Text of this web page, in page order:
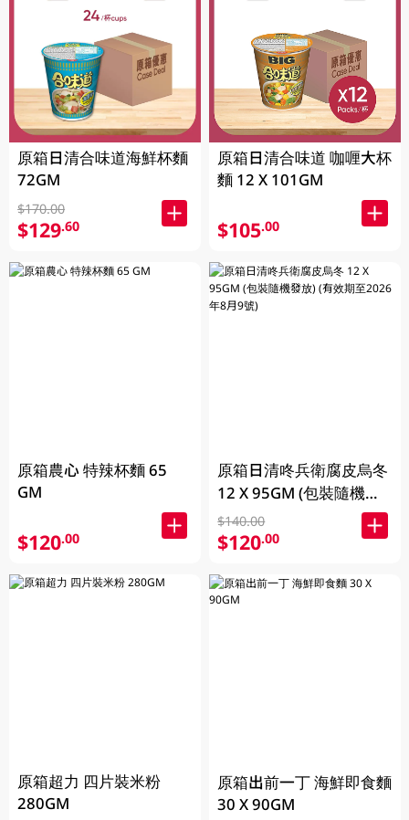
原箱日清合味道海鮮杯麵
72GM
$170.00
$129.60
原箱農心 特辣杯麵 65
GM
$120.00
原箱超力 四片裝米粉
280GM
原箱日清合味道 咖喱大杯
麵 12 X 101GM
$105.00
原箱日清咚兵衛腐皮烏冬
12 X 95GM (包裝隨機發
放) (有效期至2026年8月
9號)
$140.00
$120.00
原箱出前一丁 海鮮即食麵
30 X 90GM